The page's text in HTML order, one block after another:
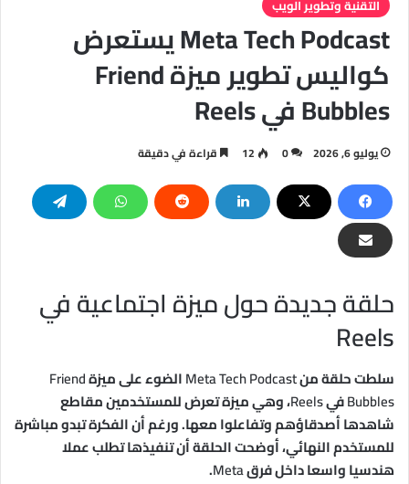
التقنية وتطوير الويب
Meta Tech Podcast يستعرض
كواليس تطوير ميزة Friend
Bubbles في Reels
يوليو 6, 2026 0
12 قراءة في دقيقة
حلقة جديدة حول ميزة اجتماعية في
Reels
سلطت حلقة منMeta Tech Podcastالضوء على ميزةFriend
BubblesفيReels، وهي ميزة تعرض للمستخدمين مقاطع
شاهدها أصدقاؤهم وتفاعلوا معها. ورغم أن الفكرة تبدو مباشرة
للمستخدم النهائي، أوضحت الحلقة أن تنفيذها تطلب عملا
هندسيا واسعا داخل فرقMeta
.